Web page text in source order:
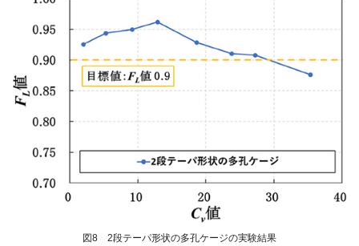
図8 2段テーパ形状の多孔ケージの実験結果